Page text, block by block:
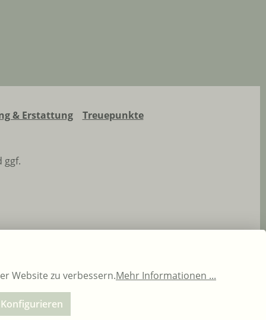
& Erstattung Treuepunkte
ggf.
Website zu verbessern.Mehr Informationen ...
Konfigurieren